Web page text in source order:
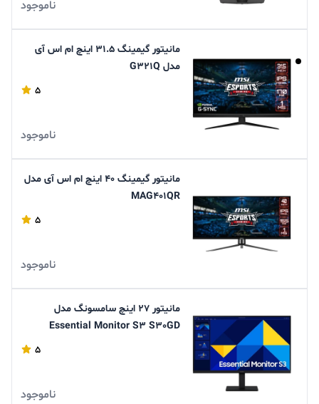
ناموجود
مانیتور گیمینگ 31.5 اینچ ام اس آی
مدل G321Q
5
ناموجود
مانیتور گیمینگ 40 اینچ ام اس آی مدل
MAG401QR
5
ناموجود
مانیتور 27 اینچ سامسونگ مدل
Essential Monitor S3 S30GD
5
ناموجود